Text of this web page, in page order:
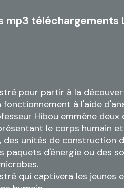
mp3 téléchargements
pour partir à la
à l'aide
Hibou emmène
le corps humain
unités de construction
paquets d'énergie ou des
qui captivera les jeunes